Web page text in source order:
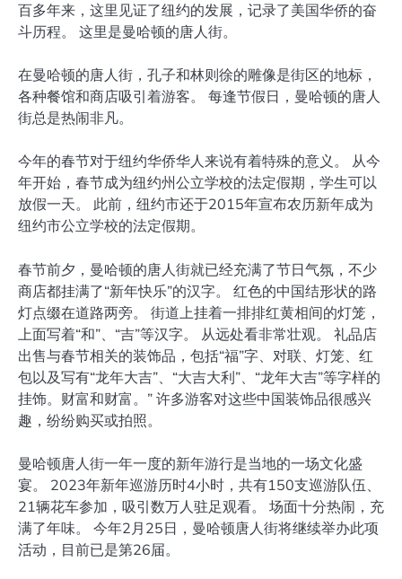
百多年来，这里见证了纽约的发展，记录了美国华侨的奋
斗历程。 这里是曼哈顿的唐人街。
在曼哈顿的唐人街，孔子和林则徐的雕像是街区的地标，
各种餐馆和商店吸引着游客。 每逢节假日，曼哈顿的唐人
街总是热闹非凡。
今年的春节对于纽约华侨华人来说有着特殊的意义。 从今
年开始，春节成为纽约州公立学校的法定假期，学生可以
放假一天。 此前，纽约市还于2015年宣布农历新年成为
纽约市公立学校的法定假期。
春节前夕，曼哈顿的唐人街就已经充满了节日气氛，不少
商店都挂满了“新年快乐”的汉字。 红色的中国结形状的路
灯点缀在道路两旁。 街道上挂着一排排红黄相间的灯笼，
上面写着“和”、“吉”等汉字。 从远处看非常壮观。 礼品店
出售与春节相关的装饰品，包括“福”字、对联、灯笼、红
包以及写有“龙年大吉”、“大吉大利”、“龙年大吉”等字样的
挂饰。财富和财富。” 许多游客对这些中国装饰品很感兴
趣，纷纷购买或拍照。
曼哈顿唐人街一年一度的新年游行是当地的一场文化盛
宴。 2023年新年巡游历时4小时，共有150支巡游队伍、
21辆花车参加，吸引数万人驻足观看。 场面十分热闹，充
满了年味。 今年2月25日，曼哈顿唐人街将继续举办此项
活动，目前已是第26届。